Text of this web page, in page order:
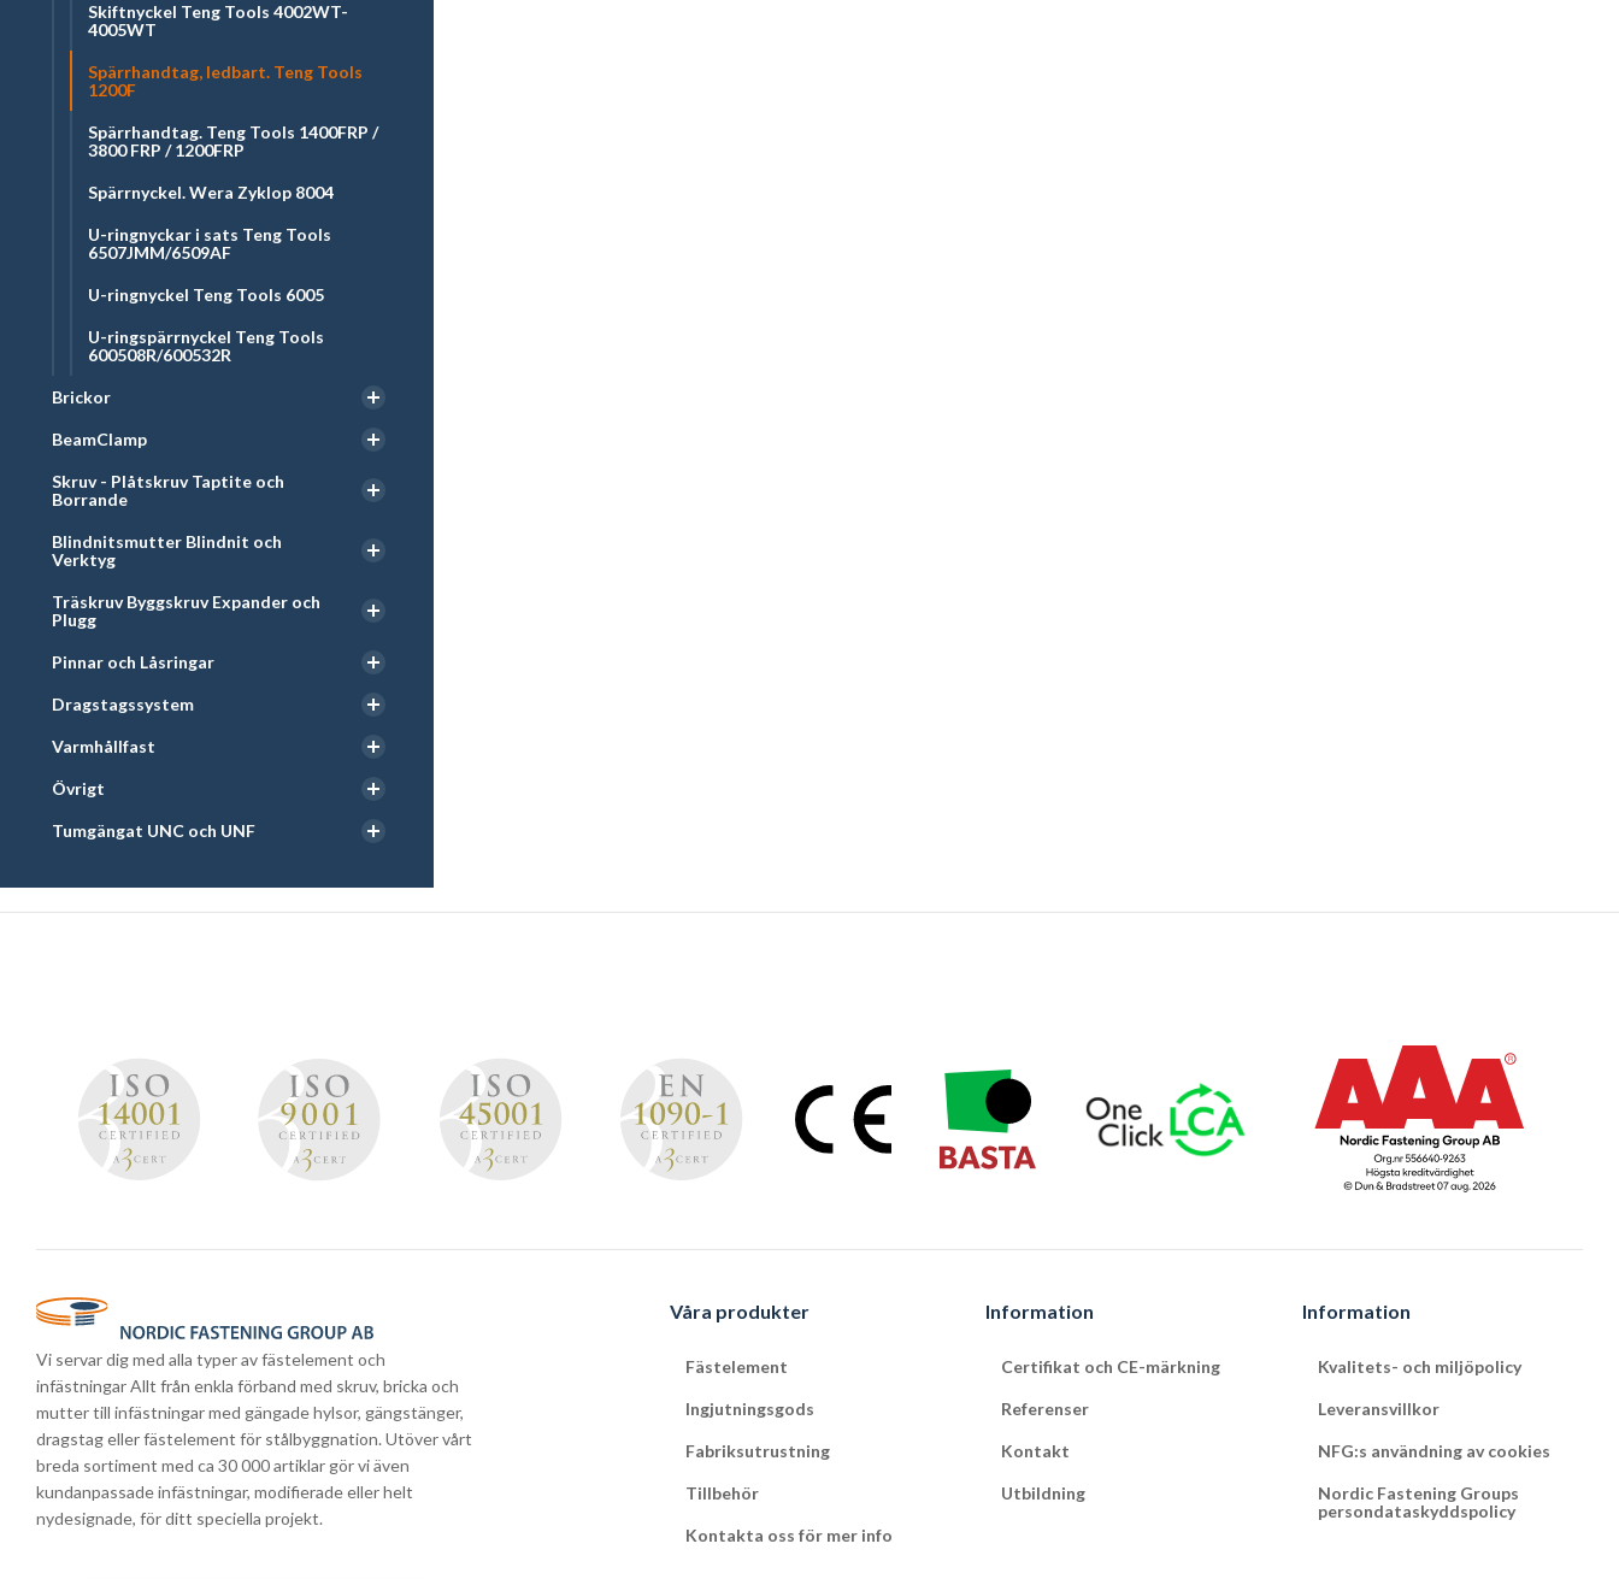
Skiftnyckel Teng Tools 4002WT-
4005WT
Spärrhandtag, ledbart. Teng Tools
1200F
Spärrhandtag. Teng Tools 1400FRP /
3800 FRP / 1200FRP
Spärrnyckel. Wera Zyklop 8004
U-ringnyckar i sats Teng Tools
6507JMM/6509AF
U-ringnyckel Teng Tools 6005
U-ringspärrnyckel Teng Tools
600508R/600532R
Brickor
BeamClamp
Skruv - Plåtskruv Taptite och
Borrande
Blindnitsmutter Blindnit och
Verktyg
Träskruv Byggskruv Expander och
Plugg
Pinnar och Låsringar
Dragstagssystem
Varmhållfast
Övrigt
Tumgängat UNC och UNF
Vi servar dig med alla typer av fästelement och
infästningar Allt från enkla förband med skruv, bricka och
mutter till infästningar med gängade hylsor, gängstänger,
dragstag eller fästelement för stålbyggnation. Utöver vårt
breda sortiment med ca 30 000 artiklar gör vi även
kundanpassade infästningar, modifierade eller helt
nydesignade, för ditt speciella projekt.
Våra produkter
Fästelement
Ingjutningsgods
Fabriksutrustning
Tillbehör
Kontakta oss för mer info
Information
Certifikat och CE-märkning
Referenser
Kontakt
Utbildning
Information
Kvalitets- och miljöpolicy
Leveransvillkor
NFG:s användning av cookies
Nordic Fastening Groups
persondataskyddspolicy